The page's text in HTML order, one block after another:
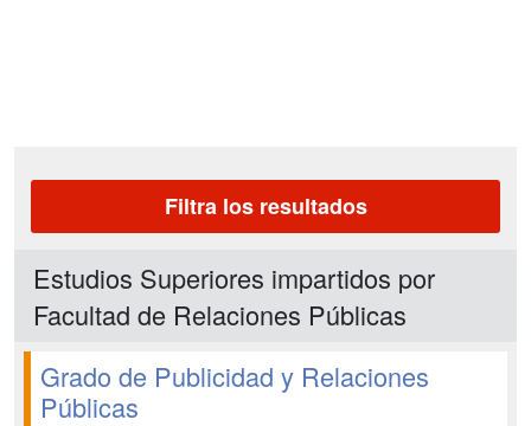
Filtra los resultados
Estudios Superiores impartidos por
Facultad de Relaciones Públicas
Grado de Publicidad y Relaciones
Públicas